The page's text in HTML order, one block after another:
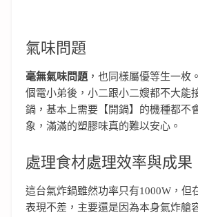
氣味問題
毫無氣味問題 ，也同樣屬優等生一枚
個電小弟後，小二跟小二嫂都不大能
鍋，基本上需要【開鍋】的機種都不
象，滿滿的塑膠味真的難以安心。
處理食材處理效率與成果
這台氣炸鍋雖然功率只有1000W，但
表現不差，主要還是因為本身氣炸艙